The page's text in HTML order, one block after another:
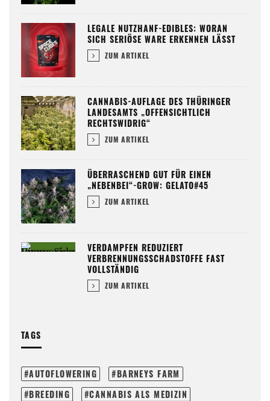
LEGALE NUTZHANF-EDIBLES: WORAN
SICH SERIÖSE WARE ERKENNEN LÄSST
ZUM ARTIKEL
CANNABIS-AUFLAGE DES THÜRINGER
LANDESAMTS „OFFENSICHTLICH
RECHTSWIDRIG“
ZUM ARTIKEL
ÜBERRASCHEND GUT FÜR EINEN
„NEBENBEI“-GROW: GELATO#45
ZUM ARTIKEL
VERDAMPFEN REDUZIERT
VERBRENNUNGSSCHADSTOFFE FAST
VOLLSTÄNDIG
ZUM ARTIKEL
TAGS
AUTOFLOWERING
BARNEYS FARM
BREEDING
CANNABIS ALS MEDIZIN